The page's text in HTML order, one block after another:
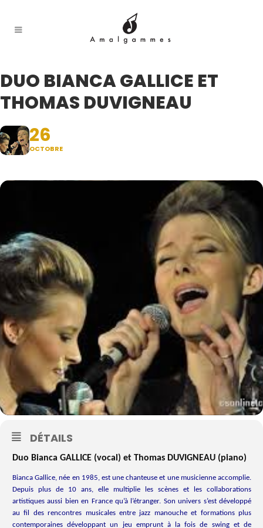
DUO BIANCA GALLICE ET
THOMAS DUVIGNEAU
26
OCTOBRE
DÉTAILS
Duo Bianca GALLICE (vocal) et Thomas DUVIGNEAU (piano)
Bianca Gallice, née en 1985, est une chanteuse et une musicienne accomplie.
Depuis plus de 10 ans, elle multiplie les scènes et les collaborations
artistiques aussi bien en France qu’à l’étranger. Son univers s’est développé
au fil des rencontres musicales entre jazz manouche et formations plus
contemporaines développant un jeu emprunt à la fois de swing et de